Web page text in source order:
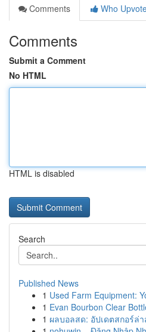
Comments
Who
Comments
Submit a Comment
No HTML
HTML is disabled
Search
Published News
1 Used Farm Equipment:
1 Evan Bourbon Clear
1 ผลบอลสด: อัปเดตสกอร์ล่